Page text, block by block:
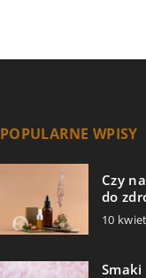
POPULARNE WPISY
Czy
do
10